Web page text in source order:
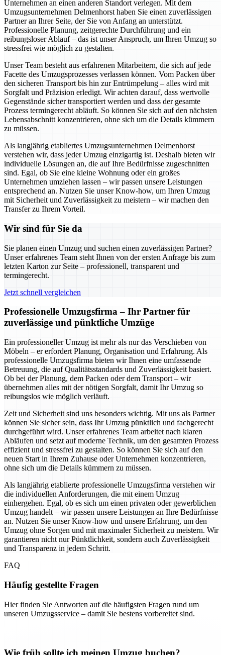
Unternehmen an einen anderen Standort verlegen. Mit dem
Umzugsunternehmen Delmenhorst haben Sie einen zuverlässigen
Partner an Ihrer Seite, der Sie von Anfang an unterstützt.
Professionelle Planung, zeitgerechte Durchführung und ein
reibungsloser Ablauf – das ist unser Anspruch, um Ihren Umzug so
stressfrei wie möglich zu gestalten.
Unser Team besteht aus erfahrenen Mitarbeitern, die sich auf jede
Facette des Umzugsprozesses verlassen können. Vom Packen über
den sicheren Transport bis hin zur Entrümpelung – alles wird mit
Sorgfalt und Präzision erledigt. Wir achten darauf, dass wertvolle
Gegenstände sicher transportiert werden und dass der gesamte
Prozess termingerecht abläuft. So können Sie sich auf den nächsten
Lebensabschnitt konzentrieren, ohne sich um die Details kümmern
zu müssen.
Als langjährig etabliertes Umzugsunternehmen Delmenhorst
verstehen wir, dass jeder Umzug einzigartig ist. Deshalb bieten wir
individuelle Lösungen an, die auf Ihre Bedürfnisse zugeschnitten
sind. Egal, ob Sie eine kleine Wohnung oder ein großes
Unternehmen umziehen lassen – wir passen unsere Leistungen
entsprechend an. Nutzen Sie unser Know-how, um Ihren Umzug
mit Sicherheit und Zuverlässigkeit zu meistern – wir machen den
Transfer zu Ihrem Vorteil.
Wir sind für Sie da
Sie planen einen Umzug und suchen einen zuverlässigen Partner?
Unser erfahrenes Team steht Ihnen von der ersten Anfrage bis zum
letzten Karton zur Seite – professionell, transparent und
termingerecht.
Jetzt schnell vergleichen
Professionelle Umzugsfirma – Ihr Partner für
zuverlässige und pünktliche Umzüge
Ein professioneller Umzug ist mehr als nur das Verschieben von
Möbeln – er erfordert Planung, Organisation und Erfahrung. Als
professionelle Umzugsfirma bieten wir Ihnen eine umfassende
Betreuung, die auf Qualitätsstandards und Zuverlässigkeit basiert.
Ob bei der Planung, dem Packen oder dem Transport – wir
übernehmen alles mit der nötigen Sorgfalt, damit Ihr Umzug so
reibungslos wie möglich verläuft.
Zeit und Sicherheit sind uns besonders wichtig. Mit uns als Partner
können Sie sicher sein, dass Ihr Umzug pünktlich und fachgerecht
durchgeführt wird. Unser erfahrenes Team arbeitet nach klaren
Abläufen und setzt auf moderne Technik, um den gesamten Prozess
effizient und stressfrei zu gestalten. So können Sie sich auf den
neuen Start in Ihrem Zuhause oder Unternehmen konzentrieren,
ohne sich um die Details kümmern zu müssen.
Als langjährig etablierte professionelle Umzugsfirma verstehen wir
die individuellen Anforderungen, die mit einem Umzug
einhergehen. Egal, ob es sich um einen privaten oder gewerblichen
Umzug handelt – wir passen unsere Leistungen an Ihre Bedürfnisse
an. Nutzen Sie unser Know-how und unsere Erfahrung, um den
Umzug ohne Sorgen und mit maximaler Sicherheit zu meistern. Wir
garantieren nicht nur Pünktlichkeit, sondern auch Zuverlässigkeit
und Transparenz in jedem Schritt.
FAQ
Häufig gestellte Fragen
Hier finden Sie Antworten auf die häufigsten Fragen rund um
unseren Umzugsservice – damit Sie bestens vorbereitet sind.
Wie früh sollte ich meinen Umzug buchen?